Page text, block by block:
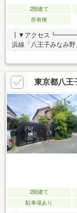
2階建て
所有権
┃▼アクセス
浜線「八王子みなみ
㎡ (47.7坪) 土地面積
ざいます。（車種に
にはガス床暖房がご
施工の5LDKタイプ〇
す。前面道路は北東
ゆとりのある道路です
東京都八王
2階建て
駐車場あり